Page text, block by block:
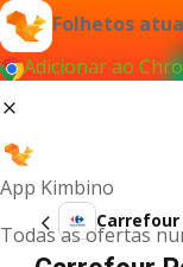
Folhetos
Adicionar ao
App Kimbino
Todas as ofertas
Carrefour